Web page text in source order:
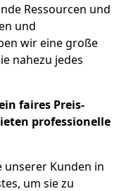
Ressourcen und
und
wir eine große
nahezu jedes
faires Preis-
professionelle
unserer Kunden in
um sie zu